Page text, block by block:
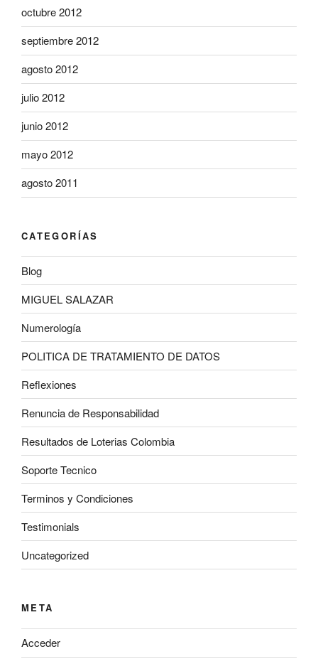
octubre 2012
septiembre 2012
agosto 2012
julio 2012
junio 2012
mayo 2012
agosto 2011
CATEGORÍAS
Blog
MIGUEL SALAZAR
Numerología
POLITICA DE TRATAMIENTO DE DATOS
Reflexiones
Renuncia de Responsabilidad
Resultados de Loterias Colombia
Soporte Tecnico
Terminos y Condiciones
Testimonials
Uncategorized
META
Acceder